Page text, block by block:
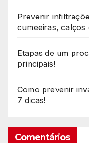
Prevenir
cumeeiras, calços
Etapas de um
principais!
Como prevenir
7 dicas!
Comentários